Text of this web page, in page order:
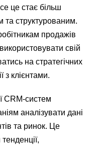
це стає більш
та структурованим.
продажів
свій
на стратегічних
з клієнтами.
CRM-систем
аналізувати дані
та ринок. Це